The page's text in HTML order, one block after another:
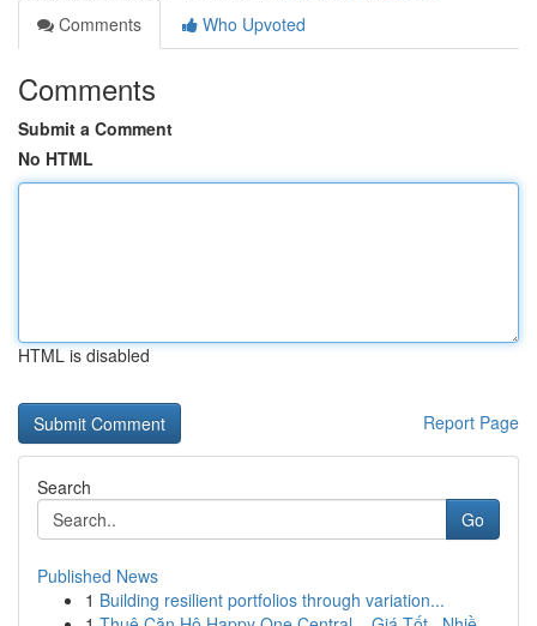
Comments
Who Upvoted
Comments
Submit a Comment
No HTML
HTML is disabled
Report Page
Search
Go
Published News
1 Building resilient portfolios through variation...